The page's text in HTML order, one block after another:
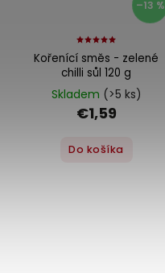
–13 %
Kořenící směs - zelené
chilli sůl 120 g
Skladem (>5 ks)
€1,59
Do košíka